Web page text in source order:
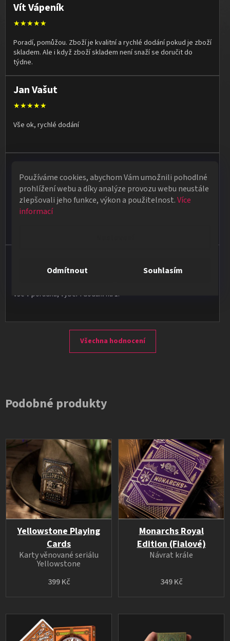
Používáme cookies, abychom Vám umožnili pohodlné
prohlížení webu a díky analýze provozu webu neustále
zlepšovali jeho funkce, výkon a použitelnost.Více
informací
Odmítnout Souhlasím
Vít Vápeník
★★★★★
Poradí, pomůžou. Zboží je kvalitní a rychlé dodání pokud je zboží
skladem. Ale i když zboží skladem není snaží se doručit do
týdne.
Jan Vašut
★★★★★
Vše ok, rychlé dodání
★★★★★
Obdržela jsem vše, co jsem objednala. Vše fungovalo
perfektně, syn měl velký úspěch s kouzelnickým představením
Vše v pořádku, výběr i dodání na 1.
Všechna hodnocení
Podobné produkty
Yellowstone Playing
Cards
399 Kč
Karty věnované seriálu
Yellowstone
Monarchs Royal
Edition (Fialové)
349 Kč
Návrat krále